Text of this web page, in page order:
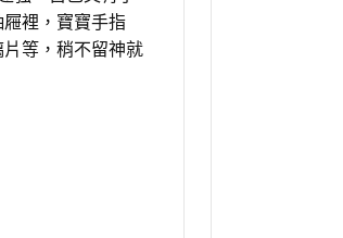
裡，寶寶手指
等，稍不留神就